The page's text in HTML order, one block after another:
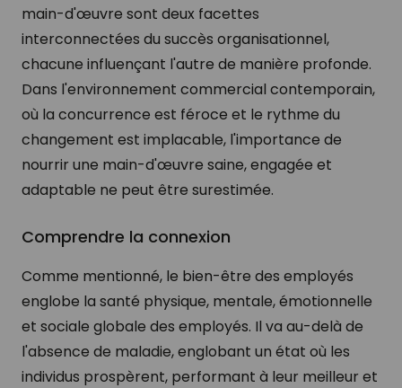
main-d'œuvre sont deux facettes
interconnectées du succès organisationnel,
chacune influençant l'autre de manière profonde.
Dans l'environnement commercial contemporain,
où la concurrence est féroce et le rythme du
changement est implacable, l'importance de
nourrir une main-d'œuvre saine, engagée et
adaptable ne peut être surestimée.
Comprendre la connexion
Comme mentionné, le bien-être des employés
englobe la santé physique, mentale, émotionnelle
et sociale globale des employés. Il va au-delà de
l'absence de maladie, englobant un état où les
individus prospèrent, performant à leur meilleur et